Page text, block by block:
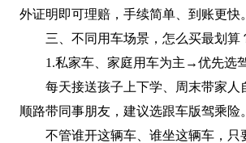
外证明即可理赔，手续简单、到账更快。
三、不同用车场景，怎么买最划算
1.私家车、家庭用车为主→优先选
每天接送孩子上下学、周末带家人
顺路带同事朋友，建议选跟车版驾乘险。
不管谁开这辆车、谁坐这辆车，只